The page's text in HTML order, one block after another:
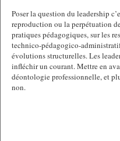
Poser la question du leadership
reproduction ou la perpétuation
pratiques pédagogiques, sur les
technico-pédagogico-
évolutions structurelles. Les
infléchir un courant. Mettre en
déontologie professionnelle, et
non.